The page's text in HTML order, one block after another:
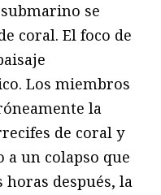
se
coral. El foco de
Los miembros
la
de coral y
un colapso que
después, la